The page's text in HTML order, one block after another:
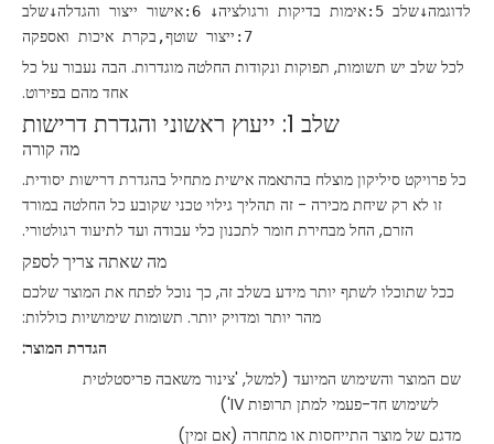
לדוגמה↓שלב 5:אימות בדיקות ורגולציה↓ 6:אישור ייצור והגדלה↓שלב
7:ייצור שוטף,בקרת איכות ואספקה
לכל שלב יש תשומות, תפוקות ונקודות החלטה מוגדרות. הבה נעבור על כל
אחד מהם בפירוט.
שלב 1: ייעוץ ראשוני והגדרת דרישות
מה קורה
כל פרויקט סיליקון מוצלח בהתאמה אישית מתחיל בהגדרת דרישות יסודית.
זו לא רק שיחת מכירה - זה תהליך גילוי טכני שקובע כל החלטה במורד
הזרם, החל מבחירת חומר לתכנון כלי עבודה ועד לתיעוד רגולטורי.
מה שאתה צריך לספק
ככל שתוכלו לשתף יותר מידע בשלב זה, כך נוכל לפתח את המוצר שלכם
מהר יותר ומדויק יותר. תשומות שימושיות כוללות:
הגדרת המוצר:
שם המוצר והשימוש המיועד (למשל, 'צינור משאבה פריסטלטית
לשימוש חד-פעמי למתן תרופות IV')
מדגם של מוצר התייחסות או מתחרה (אם זמין)